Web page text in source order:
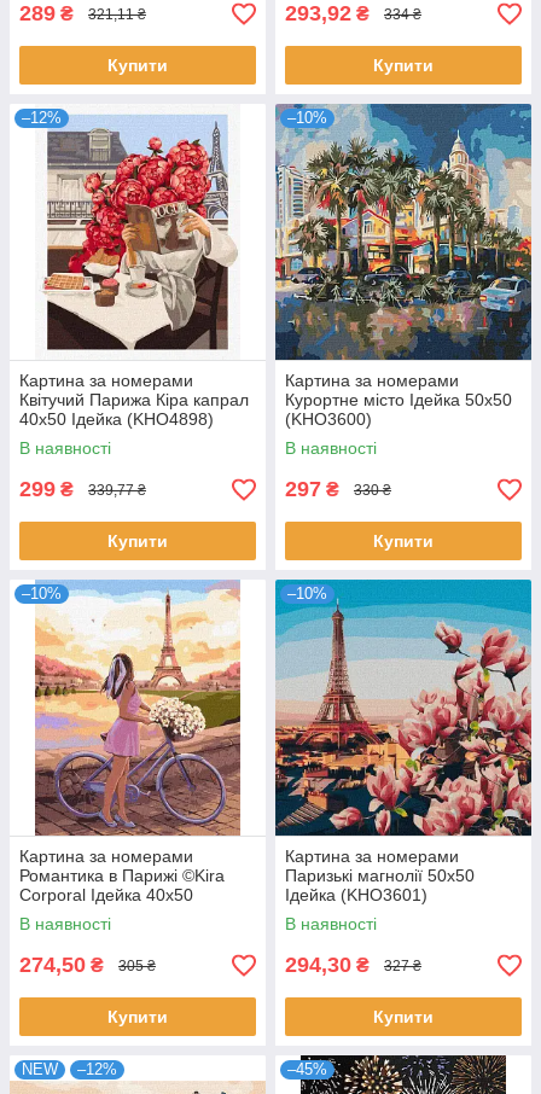
289 ₴ 321,11 ₴
Купити
293,92 ₴ 334 ₴
Купити
–12%
Картина за номерами
Квітучий Парижа Кіра капрал
40х50 Ідейка (KHO4898)
В наявності
299 ₴ 339,77 ₴
Купити
–10%
Картина за номерами
Курортне місто Ідейка 50х50
(KHO3600)
В наявності
297 ₴ 330 ₴
Купити
–10%
Картина за номерами
Романтика в Парижі ©Kira
Corporal Ідейка 40х50
(KHO2607)
В наявності
274,50 ₴ 305 ₴
Купити
–10%
Картина за номерами
Паризькі магнолії 50х50
Ідейка (KHO3601)
В наявності
294,30 ₴ 327 ₴
Купити
NEW –12% –45%